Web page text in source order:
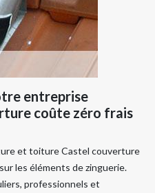
entreprise
coûte zéro frais
et toiture Castel couverture
les éléments de zinguerie.
professionnels et